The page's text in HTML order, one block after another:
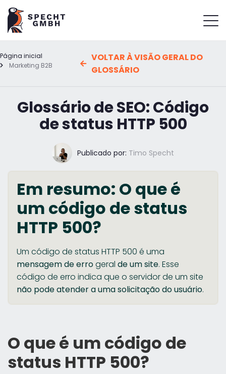
Página inicial
Marketing B2B
VOLTAR À VISÃO GERAL DO
GLOSSÁRIO
Glossário de SEO: Código
de status HTTP 500
Publicado por: Timo Specht
Em resumo: O que é
um código de status
HTTP 500?
Um código de status HTTP 500 é uma
mensagem de errogeral de um site. Esse
código de erro indica que o servidor de um site
não pode atender a uma solicitação do usuário.
O que é um código de
status HTTP 500?